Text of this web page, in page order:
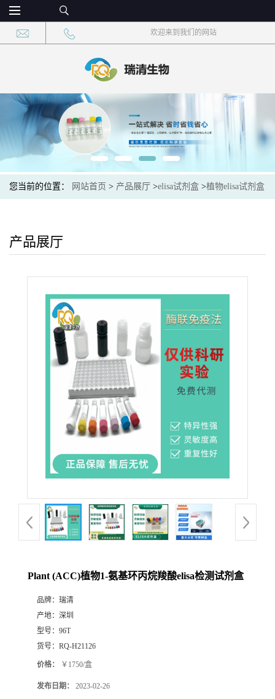
欢迎来到我们的网站
您当前的位置： 网站首页 > 产品展厅 >elisa试剂盒 >植物elisa试剂盒
产品展厅
Plant (ACC)植物1-氨基环丙烷羧酸elisa检测试剂盒
品牌： 瑞清
产地： 深圳
型号： 96T
货号： RQ-H21126
价格： ￥1750/盒
发布日期： 2023-02-26